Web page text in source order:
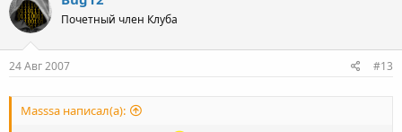
Почетный член Клуба
24 Авг 2007 #13
Masssa написал(а):